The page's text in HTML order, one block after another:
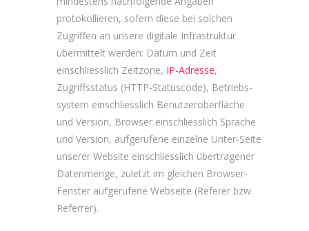
protokollieren, sofern diese bei solchen
Zugriffen an unsere digitale Infrastruktur
übermittelt werden: Datum und Zeit
einschliesslich Zeitzone, IP-Adresse,
Zugriffsstatus (HTTP-Statuscode), Betriebs­
system einschliesslich Benutzer­oberfläche
und Version, Browser einschliesslich Sprache
und Version, aufgerufene einzelne Unter-Seite
unserer Website einschliesslich übertragener
Daten­menge, zuletzt im gleichen Browser-
Fenster aufgerufene Webseite (Referer bzw.
Referrer).